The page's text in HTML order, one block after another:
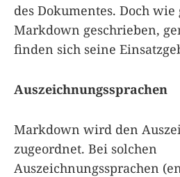
des Dokumentes. Doch
Markdown geschrieben,
finden sich seine
Auszeichnungssprachen
Markdown wird den
zugeordnet. Bei solchen
Auszeichnungssprachen